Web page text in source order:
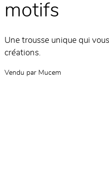
motifs
Une trousse unique qui
créations.
Vendu par Mucem